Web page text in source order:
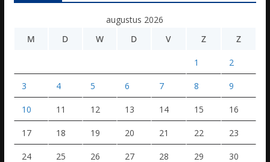
augustus 2026
M
D W D V Z Z
1 2
3 4 5 6 7 8 9
10 11 12 13 14 15 16
17 18 19 20 21 22 23
24 25 26 27 28 29 30